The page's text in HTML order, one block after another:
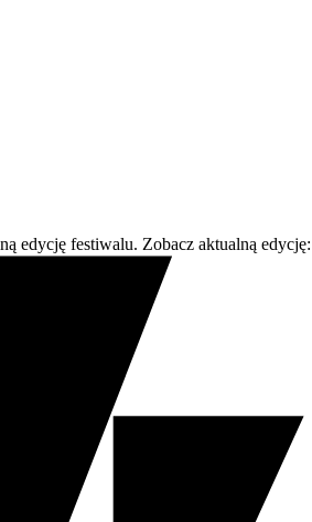
edycję festiwalu. Zobacz aktualną edycję: